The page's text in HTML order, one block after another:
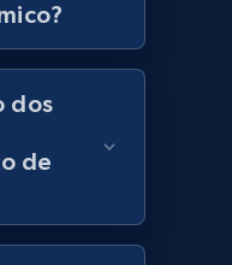
price, Final
Comece agora
products by
dos
de